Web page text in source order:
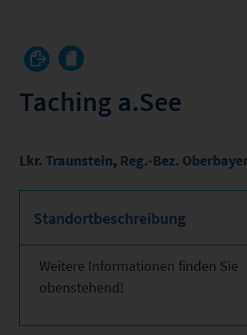
Taching a.See
Lkr. Traunstein, Reg.-Bez.
Standortbeschreibung
Weitere Informationen finden Sie
obenstehend!